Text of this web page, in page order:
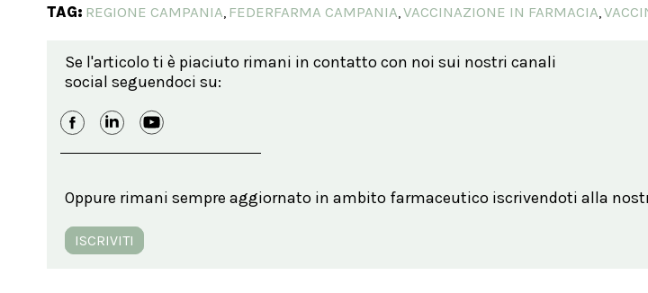
TAG: REGIONE CAMPANIA, FEDERFARMA CAMPANIA,VACCINAZIONE IN FARMACIA,
Se l'articolo ti è piaciuto rimani in contatto con noi sui nostri canali
social seguendoci su:
Oppure rimani sempre aggiornato in ambito farmaceutico iscrivendoti alla
ISCRIVITI